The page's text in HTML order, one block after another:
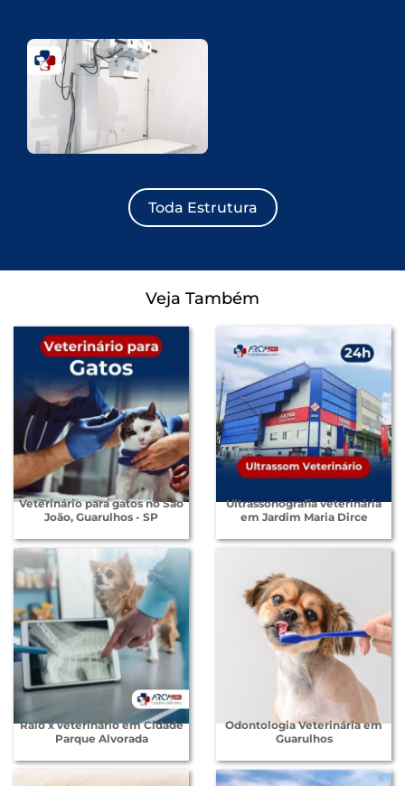
Toda Estrutura
Veja Também
Veterinário para gatos no São
João, Guarulhos - SP
Ultrassonografia veterinária
em Jardim Maria Dirce
Raio x veterinário em Cidade
Parque Alvorada
Odontologia Veterinária em
Guarulhos